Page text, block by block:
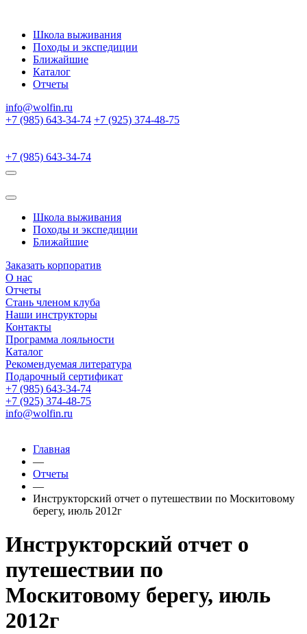
Школа выживания
Походы и экспедиции
Ближайшие
Каталог
Отчеты
info@wolfin.ru
+7 (985) 643-34-74 +7 (925) 374-48-75
+7 (985) 643-34-74
Школа выживания
Походы и экспедиции
Ближайшие
Заказать корпоратив
О нас
Отчеты
Стань членом клуба
Наши инструкторы
Контакты
Программа лояльности
Каталог
Рекомендуемая литература
Подарочный сертификат
+7 (985) 643-34-74
+7 (925) 374-48-75
info@wolfin.ru
Главная
—
Отчеты
—
Инструкторский отчет о путешествии по Москитовому
берегу, июль 2012г
Инструкторский отчет о
путешествии по
Москитовому берегу, июль
2012г